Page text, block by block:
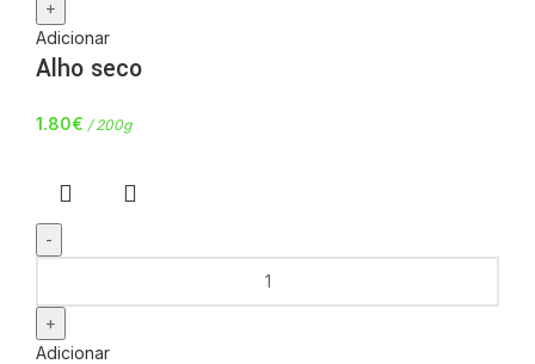
Adicionar
Alho seco
1.80€ / 200g
Adicionar